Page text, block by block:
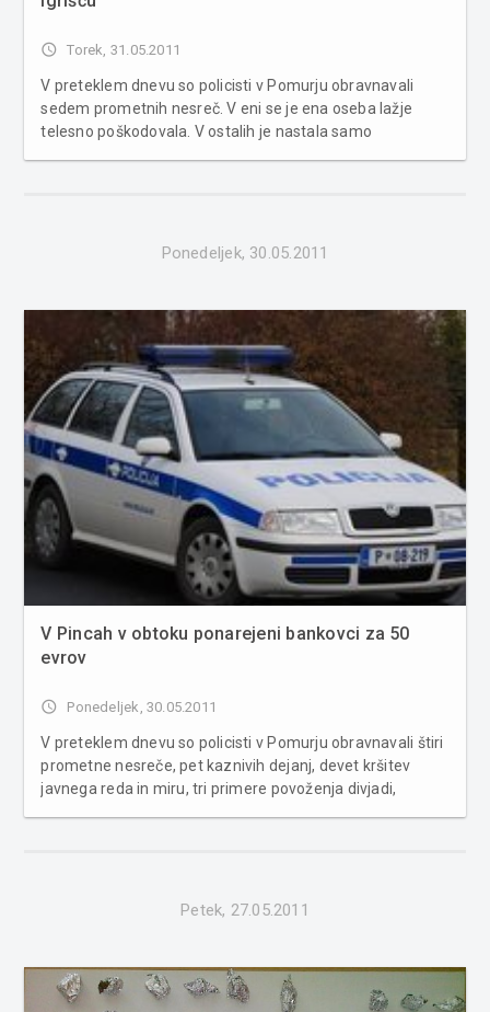
access_time Torek, 31.05.2011
V preteklem dnevu so policisti v Pomurju obravnavali
sedem prometnih nesreč. V eni se je ena oseba lažje
telesno poškodovala. V ostalih je nastala samo
Ponedeljek, 30.05.2011
V Pincah v obtoku ponarejeni bankovci za 50
evrov
access_time Ponedeljek, 30.05.2011
V preteklem dnevu so policisti v Pomurju obravnavali štiri
prometne nesreče, pet kaznivih dejanj, devet kršitev
javnega reda in miru, tri primere povoženja divjadi,
Petek, 27.05.2011